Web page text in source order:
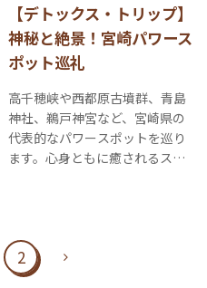
【デトックス・トリップ】
神秘と絶景！宮崎パワース
ポット巡礼
高千穂峡や西都原古墳群、青島
神社、鵜戸神宮など、宮崎県の
代表的なパワースポットを巡り
ます。心身ともに癒されるスピ
2